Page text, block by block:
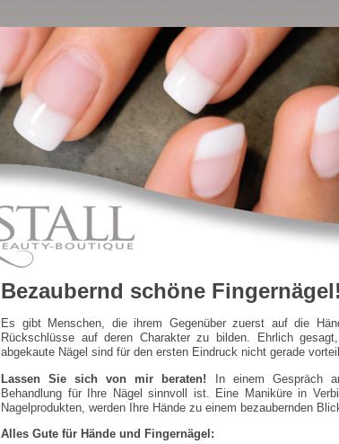
Bezaubernd schöne Fingernägel!
Es gibt Menschen, die ihrem Gegenüber zuerst auf die
Rückschlüsse auf deren Charakter zu bilden. Ehrlich
abgekaute Nägel sind für den ersten Eindruck nicht gerade
Lassen Sie sich von mir beraten! In einem Gespräch
Behandlung für Ihre Nägel sinnvoll ist. Eine Maniküre in
Nagelprodukten, werden Ihre Hände zu einem bezaubernden
Alles Gute für Hände und Fingernägel: